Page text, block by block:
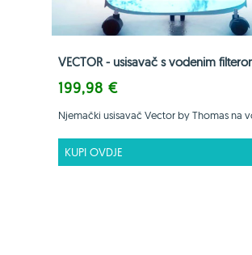
VECTOR - usisavač s vodenim
199,98 €
Njemački usisavač Vector by Thomas na
KUPI OVDJE